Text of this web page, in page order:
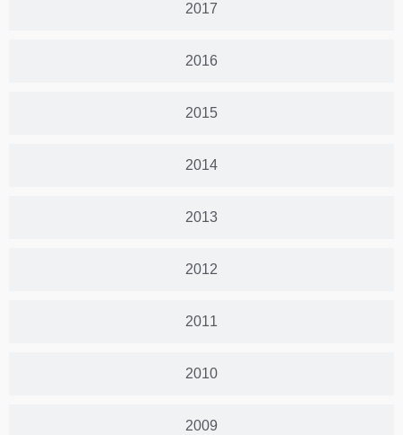
2017
2016
2015
2014
2013
2012
2011
2010
2009